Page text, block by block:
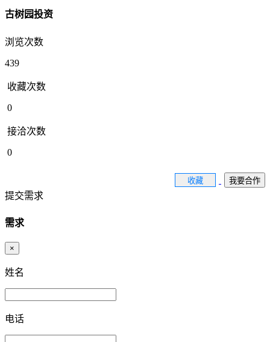
古树园投资
浏览次数
439
收藏次数
0
接洽次数
0
收藏 我要合作
提交需求
需求
×
姓名
电话